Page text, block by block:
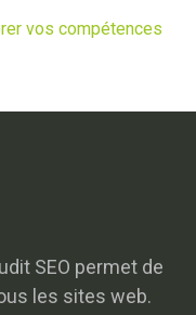
vos compétences
SEO permet de
les sites web.